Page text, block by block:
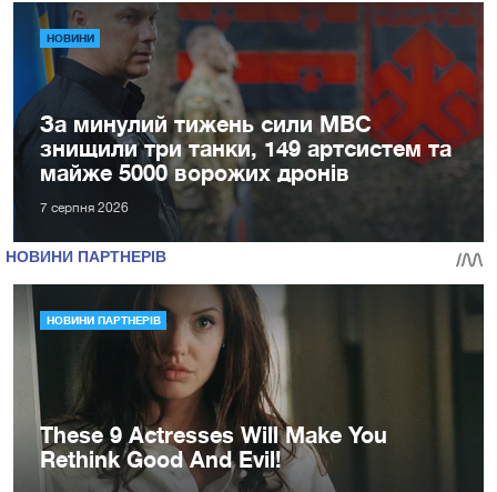
НОВИНИ
За минулий тижень сили МВС
знищили три танки, 149 артсистем та
майже 5000 ворожих дронів
7 серпня 2026